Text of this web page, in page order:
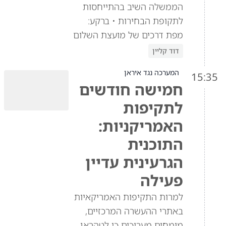
הממשלה השיב בהתייחסות
לתקופת הבחירות • ברקע:
מפת דרכים של מועצת השלום
דוד קליין
15:35 המערכה נגד איראן
חמישה חודשים
לתקיפות
האמריקניות:
התוכנית
הגרעינית עדיין
פעילה
למרות התקיפות האמריקאיות
באתרי ההעשרה המרכזיים,